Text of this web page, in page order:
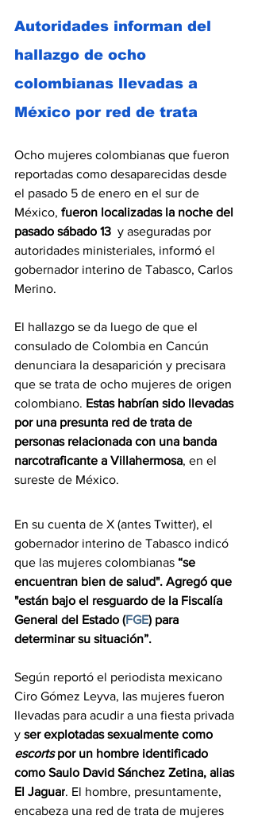
Autoridades informan del
hallazgo de ocho
colombianas llevadas a
México por red de trata
Ocho mujeres colombianas que fueron
reportadas como desaparecidas desde
el pasado 5 de enero en el sur de
México, fueron localizadas la noche del
pasado sábado 13 y aseguradas por
autoridades ministeriales, informó el
gobernador interino de Tabasco, Carlos
Merino.
El hallazgo se da luego de que el
consulado de Colombia en Cancún
denunciara la desaparición y precisara
que se trata de ocho mujeres de origen
colombiano. Estas habrían sido llevadas
por una presunta red de trata de
personas relacionada con una banda
narcotraficante a Villahermosa, en el
sureste de México.
En su cuenta de X (antes Twitter), el
gobernador interino de Tabasco indicó
que las mujeres colombianas “se
encuentran bien de salud". Agregó que
"están bajo el resguardo de la Fiscalía
General del Estado (FGE) para
determinar su situación”.
Según reportó el periodista mexicano
Ciro Gómez Leyva, las mujeres fueron
llevadas para acudir a una fiesta privada
y ser explotadas sexualmente como
escorts por un hombre identificado
como Saulo David Sánchez Zetina, alias
El Jaguar. El hombre, presuntamente,
encabeza una red de trata de mujeres